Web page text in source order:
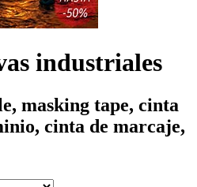
industriales
masking tape, cinta
cinta de marcaje,